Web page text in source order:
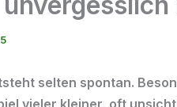
selten spontan.
vieler kleiner, oft